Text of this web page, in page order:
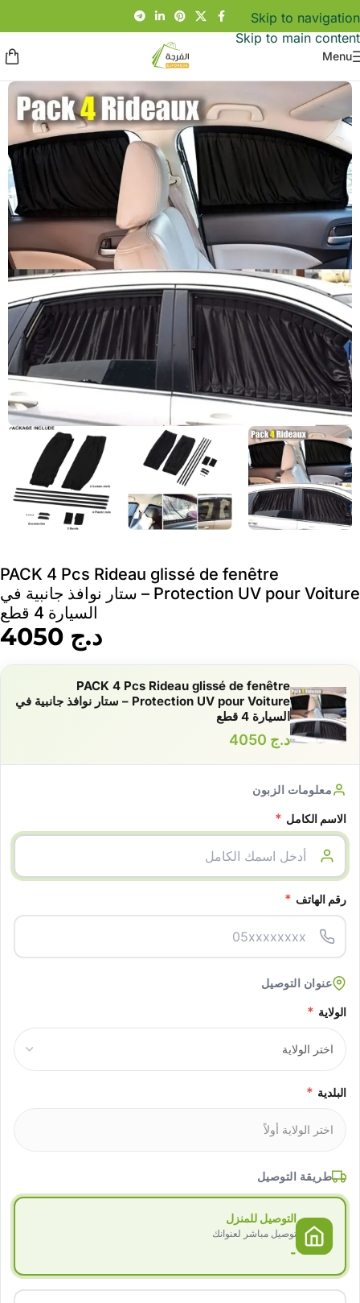
Skip to navigation
Skip to main content
Menu
PACK 4 Pcs Rideau glissé de fenêtre
Protection UV pour Voiture – ستار نوافذ جانبية في
السيارة 4 قطع
د.ج
PACK 4 Pcs Rideau glissé de fenêtre
Protection UV pour Voiture – ستار نوافذ جانبية في
السيارة 4 قطع
د.ج
معلومات الزبون
الاسم الكامل *
رقم الهاتف *
عنوان التوصيل
الولاية *
البلدية *
طريقة التوصيل
التوصيل للمنزل
توصيل مباشر لعنوانك
-